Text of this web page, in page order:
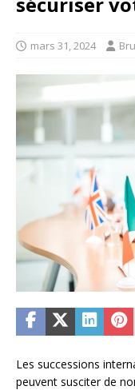
mars 31, 2024
Les successions
peuvent susciter de